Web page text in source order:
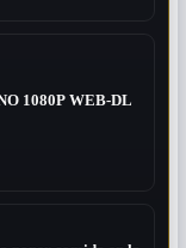
1080P WEB-DL